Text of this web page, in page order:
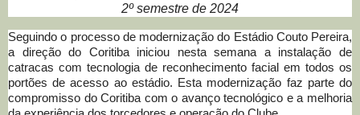
2º semestre de 2024
Seguindo o processo de modernização do Estádio Couto Pereira,
a direção do Coritiba iniciou nesta semana a instalação de
catracas com tecnologia de reconhecimento facial em todos os
portões de acesso ao estádio. Esta modernização faz parte do
compromisso do Coritiba com o avanço tecnológico e a melhoria